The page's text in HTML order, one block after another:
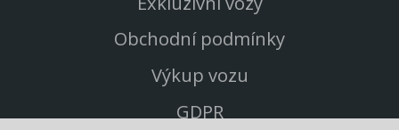
Obchodní podmínky
Výkup vozu
GDPR